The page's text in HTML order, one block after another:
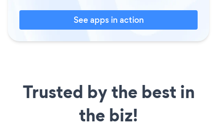
See apps in action
Trusted by the best in
the biz!